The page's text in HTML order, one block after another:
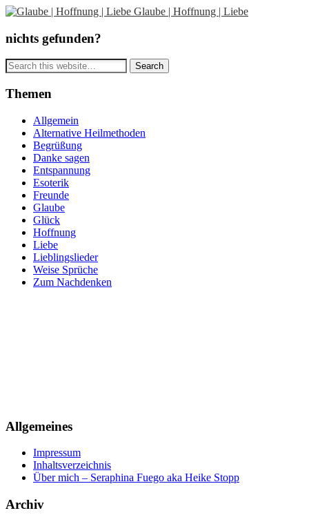
Glaube | Hoffnung | Liebe
nichts gefunden?
Themen
Allgemein
Alternative Heilmethoden
Begrüßung
Danke sagen
Entspannung
Esoterik
Freunde
Glaube
Glück
Hoffnung
Liebe
Lieblingslieder
Weise Sprüche
Zum Nachdenken
Allgemeines
Impressum
Inhaltsverzeichnis
Über mich – Seraphina Fuego aka Heike Stopp
Archiv